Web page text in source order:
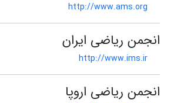
http://www.ams.org
انجمن ریاضی ایران
http://www.ims.ir
انجمن ریاضی اروپا